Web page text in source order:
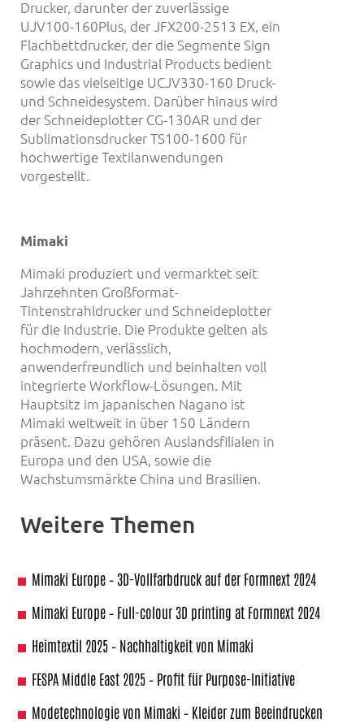
Drucker, darunter der zuverlässige
UJV100-160Plus, der JFX200-2513 EX, ein
Flachbettdrucker, der die Segmente Sign
Graphics und Industrial Products bedient
sowie das vielseitige UCJV330-160 Druck-
und Schneidesystem. Darüber hinaus wird
der Schneideplotter CG-130AR und der
Sublimationsdrucker TS100-1600 für
hochwertige Textilanwendungen
vorgestellt.
Mimaki
Mimaki produziert und vermarktet seit
Jahrzehnten Großformat-
Tintenstrahldrucker und Schneideplotter
für die Industrie. Die Produkte gelten als
hochmodern, verlässlich,
anwenderfreundlich und beinhalten voll
integrierte Workflow-Lösungen. Mit
Hauptsitz im japanischen Nagano ist
Mimaki weltweit in über 150 Ländern
präsent. Dazu gehören Auslandsfilialen in
Europa und den USA, sowie die
Wachstumsmärkte China und Brasilien.
Weitere Themen
Mimaki Europe – 3D-Vollfarbdruck auf der Formnext 2024
Mimaki Europe – Full-colour 3D printing at Formnext 2024
Heimtextil 2025 – Nachhaltigkeit von Mimaki
FESPA Middle East 2025 – Profit für Purpose-Initiative
Modetechnologie von Mimaki – Kleider zum Beeindrucken